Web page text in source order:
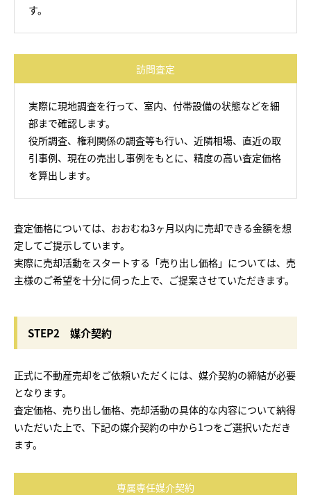
す。
訪問査定
実際に現地調査を行って、室内、付帯設備の状態などを細
部まで確認します。
役所調査、権利関係の調査等も行い、近隣相場、直近の取
引事例、現在の売出し事例をもとに、精度の高い査定価格
を算出します。
査定価格については、おおむね3ヶ月以内に売却できる金額を想
定してご提示しています。
実際に売却活動をスタートする「売り出し価格」については、売
主様のご希望を十分に伺った上で、ご提案させていただきます。
STEP2 媒介契約
正式に不動産売却をご依頼いただくには、媒介契約の締結が必要
となります。
査定価格、売り出し価格、売却活動の具体的な内容について納得
いただいた上で、下記の媒介契約の中から1つをご選択いただき
ます。
専属専任媒介契約